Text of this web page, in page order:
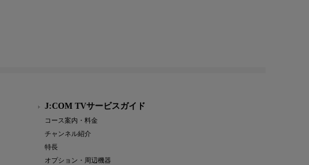
J:COM TVサービスガイド
コース案内・料金
チャンネル紹介
特長
オプション・周辺機器